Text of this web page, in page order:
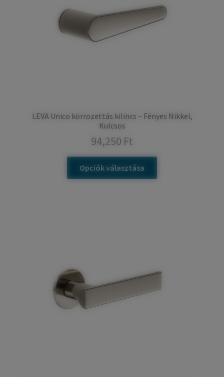
LEVA Unico körrozettás kilincs – Fényes Nikkel,
Kulcsos
94,250 Ft
Opciók választása